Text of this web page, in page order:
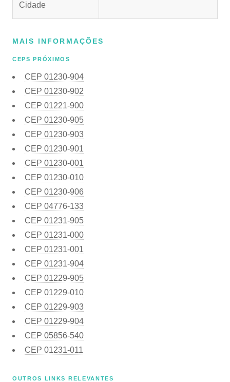
Cidade
MAIS INFORMAÇÕES
CEPS PRÓXIMOS
CEP 01230-904
CEP 01230-902
CEP 01221-900
CEP 01230-905
CEP 01230-903
CEP 01230-901
CEP 01230-001
CEP 01230-010
CEP 01230-906
CEP 04776-133
CEP 01231-905
CEP 01231-000
CEP 01231-001
CEP 01231-904
CEP 01229-905
CEP 01229-010
CEP 01229-903
CEP 01229-904
CEP 05856-540
CEP 01231-011
OUTROS LINKS RELEVANTES